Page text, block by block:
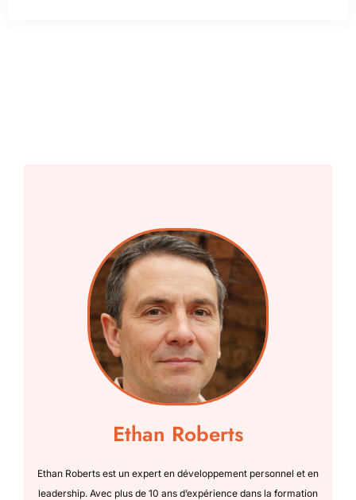
Ethan Roberts
Ethan Roberts est un expert en développement personnel et en
leadership. Avec plus de 10 ans d’expérience dans la formation